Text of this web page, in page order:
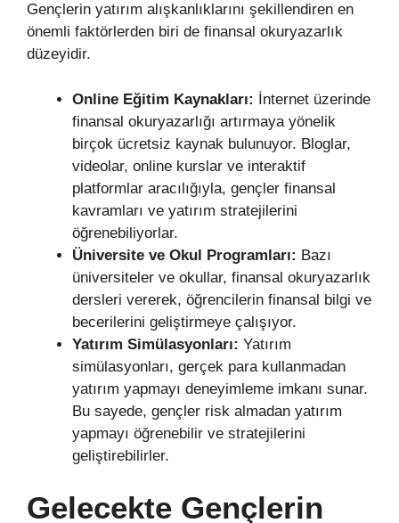
Gençlerin yatırım alışkanlıklarını şekillendiren en
önemli faktörlerden biri de finansal okuryazarlık
düzeyidir.
Online Eğitim Kaynakları: İnternet üzerinde
finansal okuryazarlığı artırmaya yönelik
birçok ücretsiz kaynak bulunuyor. Bloglar,
videolar, online kurslar ve interaktif
platformlar aracılığıyla, gençler finansal
kavramları ve yatırım stratejilerini
öğrenebiliyorlar.
Üniversite ve Okul Programları: Bazı
üniversiteler ve okullar, finansal okuryazarlık
dersleri vererek, öğrencilerin finansal bilgi ve
becerilerini geliştirmeye çalışıyor.
Yatırım Simülasyonları: Yatırım
simülasyonları, gerçek para kullanmadan
yatırım yapmayı deneyimleme imkanı sunar.
Bu sayede, gençler risk almadan yatırım
yapmayı öğrenebilir ve stratejilerini
geliştirebilirler.
Gelecekte Gençlerin